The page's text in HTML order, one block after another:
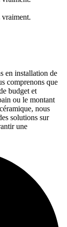
en installation de
comprenons que
budget et
ou le montant
nous
solutions sur
une